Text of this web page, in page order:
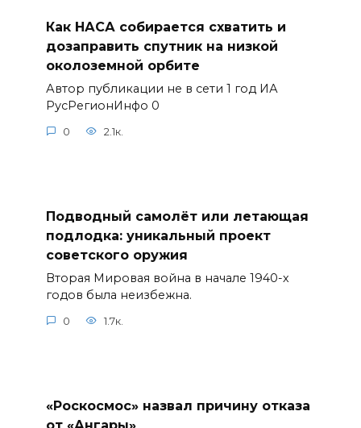
Как НАСА собирается схватить и
дозаправить спутник на низкой
околоземной орбите
Автор публикации не в сети 1 год ИА
РусРегионИнфо 0
0 2.1к.
Подводный самолёт или летающая
подлодка: уникальный проект
советского оружия
Вторая Мировая война в начале 1940-х
годов была неизбежна.
0 1.7к.
«Роскосмос» назвал причину отказа
от «Ангары»